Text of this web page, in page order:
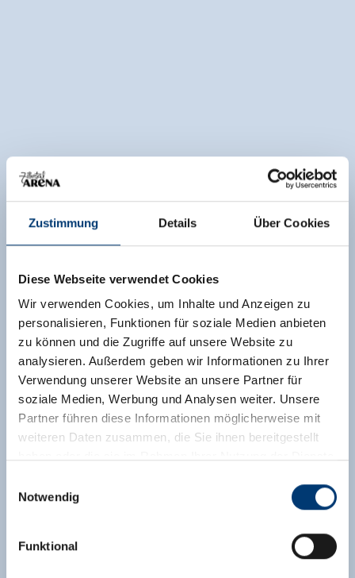
Zustimmung Details Über Cookies
Diese Webseite verwendet Cookies
Wir verwenden Cookies, um Inhalte und Anzeigen zu
personalisieren, Funktionen für soziale Medien anbieten
zu können und die Zugriffe auf unsere Website zu
analysieren. Außerdem geben wir Informationen zu Ihrer
Verwendung unserer Website an unsere Partner für
soziale Medien, Werbung und Analysen weiter. Unsere
Partner führen diese Informationen möglicherweise mit
weiteren Daten zusammen, die Sie ihnen bereitgestellt
Rohr 23// A-6280 Zell am Ziller
Notwendig
Funktional